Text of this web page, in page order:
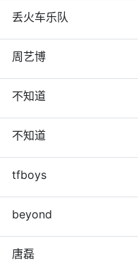
丢火车乐队
周艺博
不知道
不知道
tfboys
beyond
唐磊